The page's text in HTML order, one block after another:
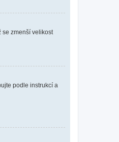
se zmenší velikost
podle instrukcí a